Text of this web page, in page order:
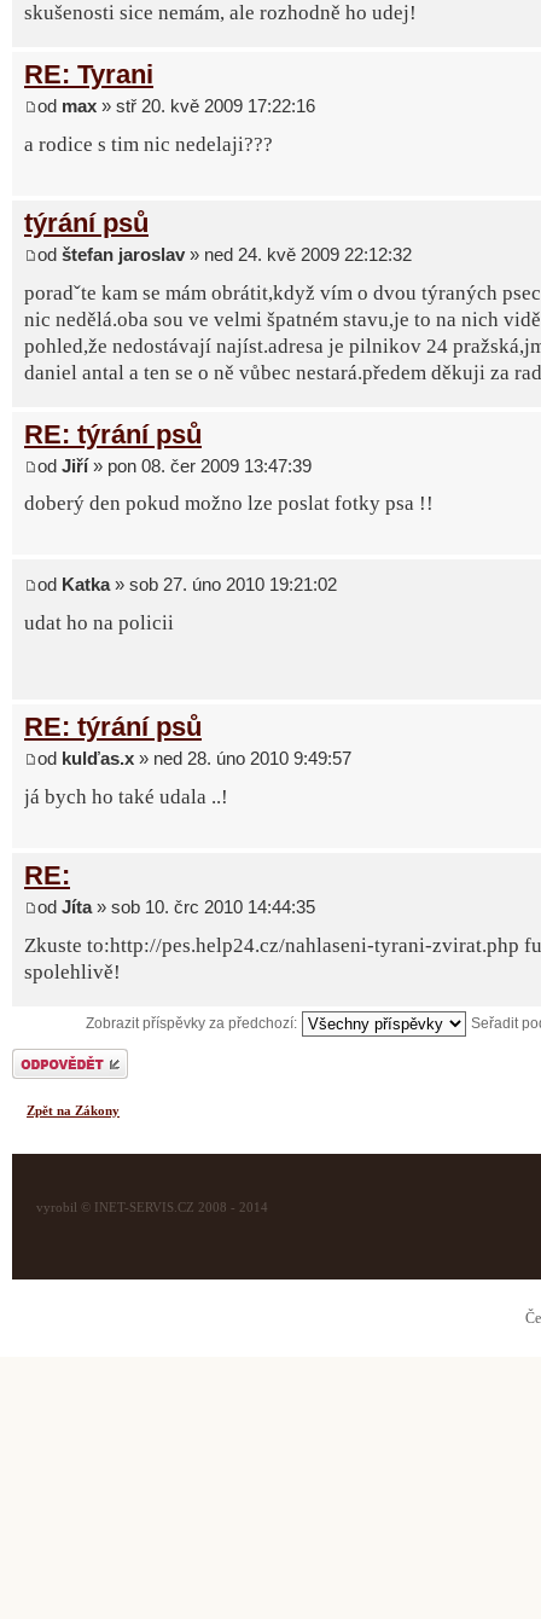
skušenosti sice nemám, ale rozhodně ho udej!
RE: Tyrani
od max » stř 20. kvě 2009 17:22:16
a rodice s tim nic nedelaji???
týrání psů
od štefan jaroslav » ned 24. kvě 2009 22:12:32
poradˇte kam se mám obrátit,když vím o dvou týraných
nic nedělá.oba sou ve velmi špatném stavu,je to na nich
pohled,že nedostávají najíst.adresa je pilnikov 24
daniel antal a ten se o ně vůbec nestará.předem děkuji za
RE: týrání psů
od Jiří» pon 08. čer 2009 13:47:39
doberý den pokud možno lze poslat fotky psa !!
od Katka» sob 27. úno 2010 19:21:02
udat ho na policii
RE: týrání psů
od kulďas.x » ned 28. úno 2010 9:49:57
já bych ho také udala ..!
RE:
od Jíta» sob 10. črc 2010 14:44:35
Zkuste to:http://pes.help24.cz/nahlaseni-tyrani-zvirat.php
spolehlivě!
Zobrazit příspěvky za předchozí: Seřadit
Odeslat odpověď
Zpět na Zákony
vyrobil © INET-SERVIS.CZ 2008 - 2014